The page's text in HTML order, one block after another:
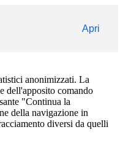
Apri
anonimizzati. La
dell'apposito comando
"Continua la
della navigazione in
diversi da quelli